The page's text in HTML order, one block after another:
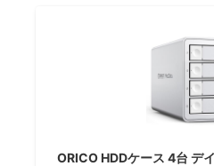
ORICO HDDケース 4台 デ